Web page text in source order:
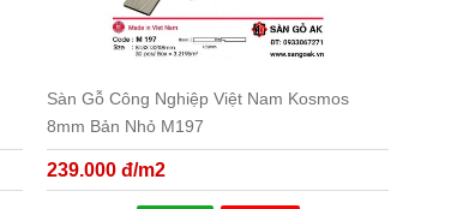
Sàn Gỗ Công Nghiệp Việt Nam Kosmos
8mm Bản Nhỏ M197
239.000 đ/m2